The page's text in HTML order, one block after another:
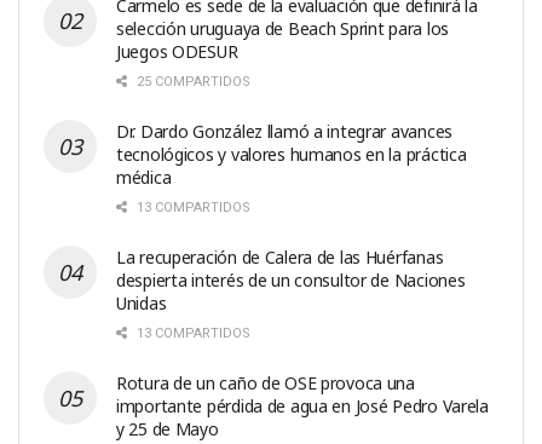
Carmelo es sede de la evaluación que definirá la
selección uruguaya de Beach Sprint para los
Juegos ODESUR
25 COMPARTIDOS
Dr. Dardo González llamó a integrar avances
tecnológicos y valores humanos en la práctica
médica
13 COMPARTIDOS
La recuperación de Calera de las Huérfanas
despierta interés de un consultor de Naciones
Unidas
13 COMPARTIDOS
Rotura de un caño de OSE provoca una
importante pérdida de agua en José Pedro Varela
y 25 de Mayo